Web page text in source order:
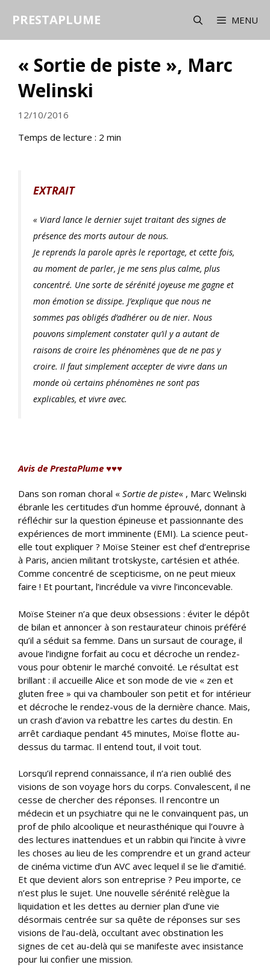
PRESTAPLUME MENU
« Sortie de piste », Marc
Welinski
12/10/2016
Temps de lecture : 2 min
EXTRAIT
« Viard lance le dernier sujet traitant des signes de
présence des morts autour de nous.
Je reprends la parole après le reportage, et cette fois,
au moment de parler, je me sens plus calme, plus
concentré. Une sorte de sérénité joyeuse me gagne et
mon émotion se dissipe. J’explique que nous ne
sommes pas obligés d’adhérer ou de nier. Nous
pouvons simplement constater qu’il y a autant de
raisons de croire les phénomènes que de ne pas y
croire. Il faut simplement accepter de vivre dans un
monde où certains phénomènes ne sont pas
explicables, et vivre avec.
Avis de PrestaPlume ♥♥♥
Dans son roman choral « Sortie de piste« , Marc Welinski
ébranle les certitudes d’un homme éprouvé, donnant à
réfléchir sur la question épineuse et passionnante des
expériences de mort imminente (EMI). La science peut-
elle tout expliquer ? Moïse Steiner est chef d’entreprise
à Paris, ancien militant trotskyste, cartésien et athée.
Comme concentré de scepticisme, on ne peut mieux
faire ! Et pourtant, l’incrédule va vivre l’inconcevable.
Moïse Steiner n’a que deux obsessions : éviter le dépôt
de bilan et annoncer à son restaurateur chinois préféré
qu’il a séduit sa femme. Dans un sursaut de courage, il
avoue l’indigne forfait au cocu et décroche un rendez-
vous pour obtenir le marché convoité. Le résultat est
brillant : il accueille Alice et son mode de vie « zen et
gluten free » qui va chambouler son petit et for intérieur
et décroche le rendez-vous de la dernière chance. Mais,
un crash d’avion va rebattre les cartes du destin. En
arrêt cardiaque pendant 45 minutes, Moïse flotte au-
dessus du tarmac. Il entend tout, il voit tout.
Lorsqu’il reprend connaissance, il n’a rien oublié des
visions de son voyage hors du corps. Convalescent, il ne
cesse de chercher des réponses. Il rencontre un
médecin et un psychiatre qui ne le convainquent pas, un
prof de philo alcoolique et neurasthénique qui l’ouvre à
des lectures inattendues et un rabbin qui l’incite à vivre
les choses au lieu de les comprendre et un grand acteur
de cinéma victime d’un AVC avec lequel il se lie d’amitié.
Et que devient alors son entreprise ? Peu importe, ce
n’est plus le sujet. Une nouvelle sérénité relègue la
liquidation et les dettes au dernier plan d’une vie
désormais centrée sur sa quête de réponses sur ses
visions de l’au-delà, occultant avec obstination les
signes de cet au-delà qui se manifeste avec insistance
pour lui confier une mission.